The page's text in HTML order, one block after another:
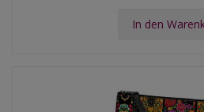
In den